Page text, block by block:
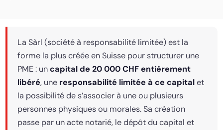
La Sàrl (société à responsabilité limitée) est la
forme la plus créée en Suisse pour structurer une
PME : uncapital de 20 000 CHF entièrement
libéré, une responsabilité limitée à ce capitalet
la possibilité de s’associer à une ou plusieurs
personnes physiques ou morales. Sa création
passe par un acte notarié, le dépôt du capital et